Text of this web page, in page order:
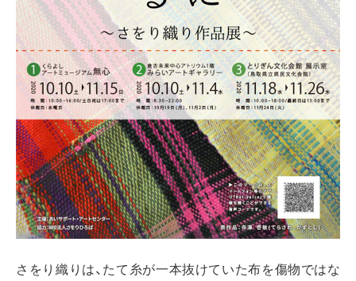
さをり織りは、たて糸が一本抜けていた布を傷物ではな